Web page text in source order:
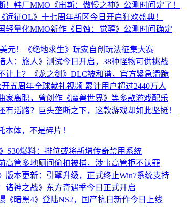
！韩厂MMO《宙斯：傲慢之神》公测时间定了！
远征OL》十七周年新区今日开启狂欢盛典！
轻量化MMO新作《日蚀：觉醒》公测时间确定
元！《绝地求生》玩家自创玩法征集大赛
人：旅人》测试今日开启，38种怪物可供挑战
让上？《龙之剑》DLC被和谐，官方紧急滑跪
开五周年全球献礼视频 累计用户超过2440万人
家离职，曾创作《魔兽世界》等多款游戏配乐
有活路？巨头垄断之下，这款游戏却如此坚挺！
本体，不是碎片！
》S30爆料：排位或将新增传奇禁用系统
高管多地厕间偷拍被捕，涉事高管拒不认罪
版本更新：引擎升级，正式终止Win7系统支持
诸神之战》东方奇遇季今日正式开启
《暗黑4》登陆NS2，国产抗日新作今日上线